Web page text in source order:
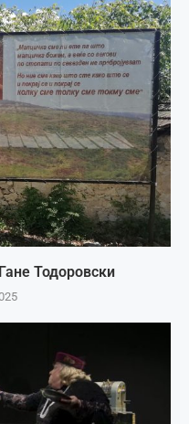
Тодоровски